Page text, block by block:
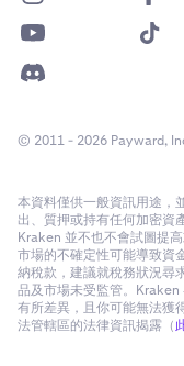
Celestia (TIA)
✅
Tezos (XTZ)
✅
© 2011 - 2026 Payward,
本資料僅供一般資訊用途，
出、質押或持有任何加密資
Kraken 並不也不會試圖提
市場的不確定性可能導致資
納稅款，建議就稅務狀況尋
品及市場未受監管。
有所差異，且你可能無法獲
法管轄區的法律資訊揭露（